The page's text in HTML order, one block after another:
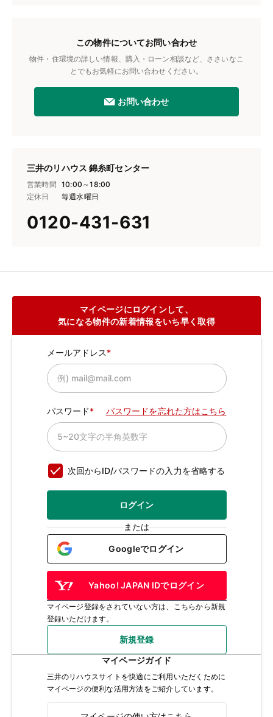
この物件についてお問い合わせ
物件・住環境の詳しい情報、購入・ローン相談など、ささいなこ
とでもお気軽にお問い合わせください。
お問い合わせ
三井のリハウス 錦糸町センター
営業時間 10:00～18:00
定休日
毎週水曜日
0120-431-631
マイページにログインして、
気になる物件の新着情報をいち早く取得
メールアドレス
パスワード パスワードを忘れた方はこちら
次回からID/パスワードの入力を省略する
ログイン
または
Googleでログイン
Yahoo! JAPAN IDでログイン
マイページ登録をされていない方は、こちらから新規
登録いただけます。
新規登録
マイページガイド
三井のリハウスサイトを快適にご利用いただくために
マイページの便利な活用方法をご紹介しています。